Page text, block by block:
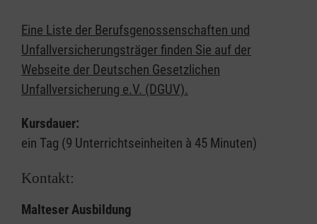
Eine Liste der Berufsgenossenschaften und
Unfallversicherungsträger finden Sie auf der
Webseite der Deutschen Gesetzlichen
Unfallversicherung e.V. (DGUV).
Kursdauer:
ein Tag (9 Unterrichtseinheiten à 45 Minuten)
Kontakt:
Malteser Ausbildung